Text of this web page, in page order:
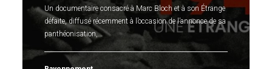
Un documentaire consacré à Marc Bloch et à son Étrange
défaite, diffusé récemment à l’occasion de l’annonce de sa
panthéonisation,…